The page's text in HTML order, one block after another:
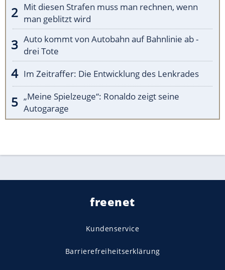
Mit diesen Strafen muss man rechnen, wenn
man geblitzt wird
Auto kommt von Autobahn auf Bahnlinie ab -
drei Tote
Im Zeitraffer: Die Entwicklung des Lenkrades
„Meine Spielzeuge“: Ronaldo zeigt seine
Autogarage
freenet
Kundenservice
Barrierefreiheitserklärung